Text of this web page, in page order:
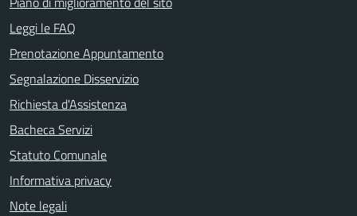
Leggi le FAQ
Prenotazione Appuntamento
Segnalazione Disservizio
Richiesta d'Assistenza
Bacheca Servizi
Statuto Comunale
Informativa privacy
Note legali